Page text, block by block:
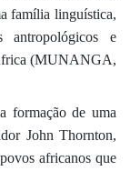
família linguística,
antropológicos e
(MUNANGA,
formação de uma
John Thornton,
africanos que